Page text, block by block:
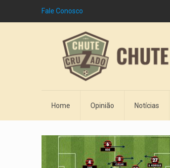
Fale Conosco
Home Opinião Notícias